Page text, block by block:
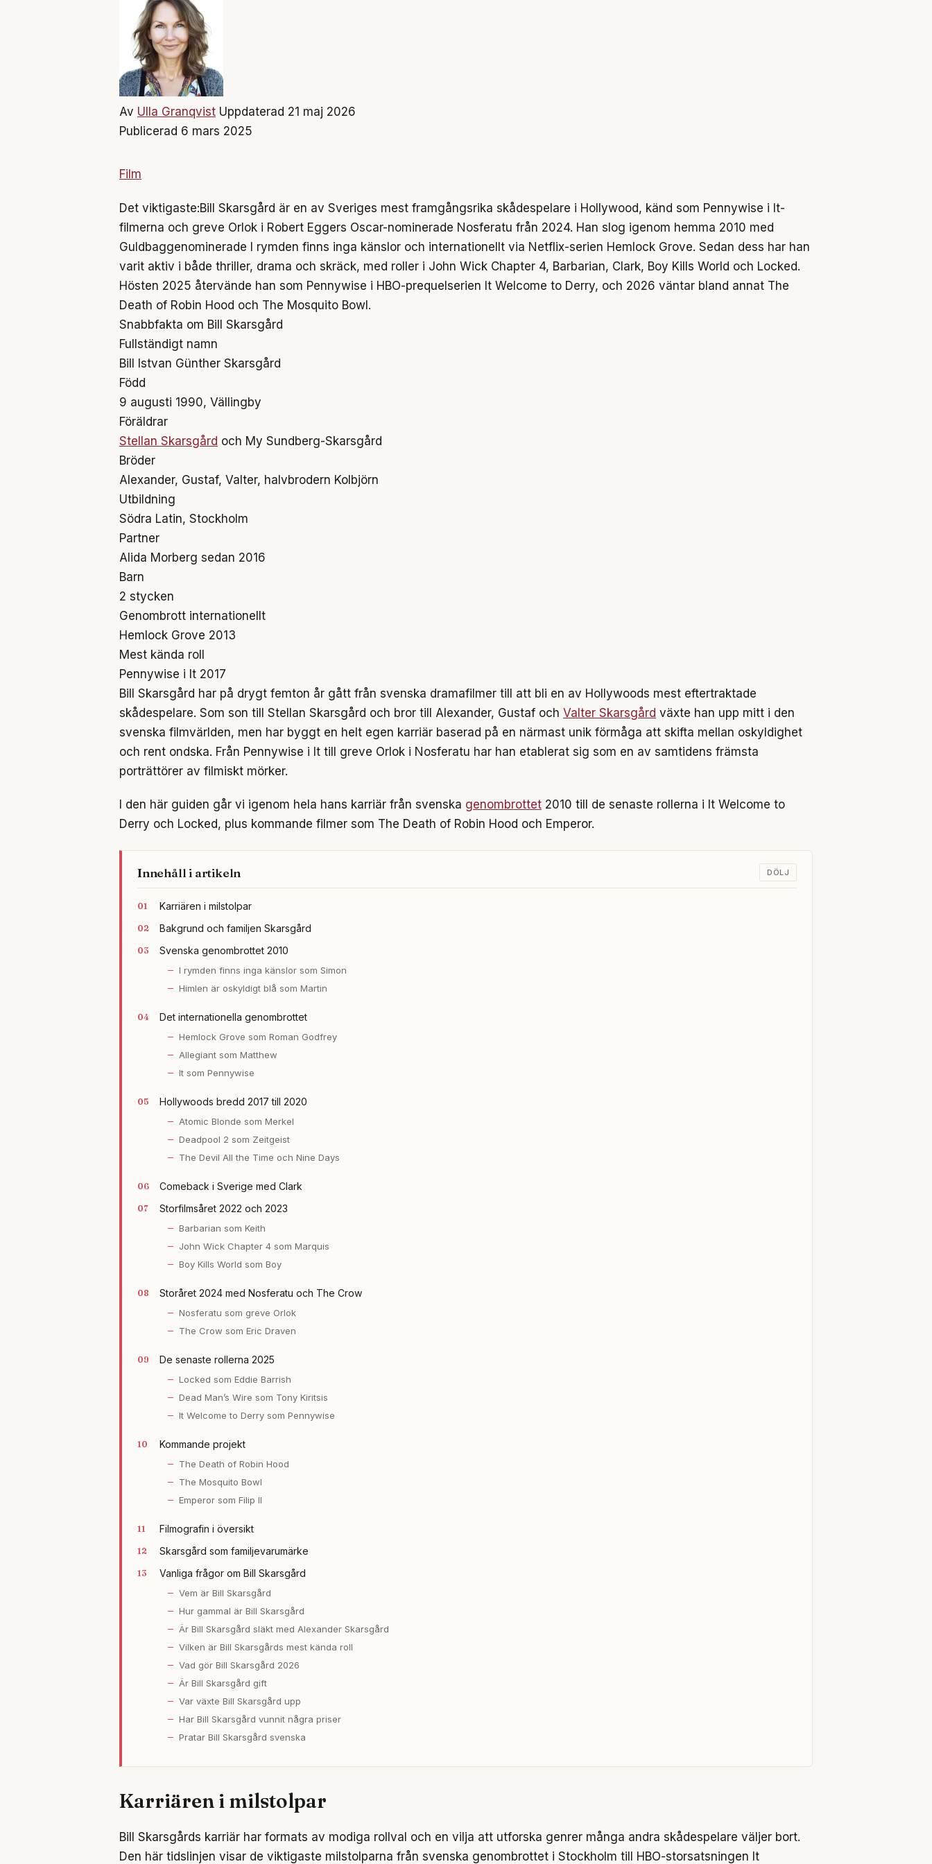
Av Ulla Granqvist Uppdaterad 21 maj 2026
Publicerad 6 mars 2025
Film
Det viktigaste:Bill Skarsgård är en av Sveriges mest framgångsrika skådespelare i Hollywood, känd som Pennywise i It-
filmerna och greve Orlok i Robert Eggers Oscar-nominerade Nosferatu från 2024. Han slog igenom hemma 2010 med
Guldbaggenominerade I rymden finns inga känslor och internationellt via Netflix-serien Hemlock Grove. Sedan dess har han
varit aktiv i både thriller, drama och skräck, med roller i John Wick Chapter 4, Barbarian, Clark, Boy Kills World och Locked.
Hösten 2025 återvände han som Pennywise i HBO-prequelserien It Welcome to Derry, och 2026 väntar bland annat The
Death of Robin Hood och The Mosquito Bowl.
Snabbfakta om Bill Skarsgård
Fullständigt namn
Bill Istvan Günther Skarsgård
Född
9 augusti 1990, Vällingby
Föräldrar
Stellan Skarsgård och My Sundberg-Skarsgård
Bröder
Alexander, Gustaf, Valter, halvbrodern Kolbjörn
Utbildning
Södra Latin, Stockholm
Partner
Alida Morberg sedan 2016
Barn
2 stycken
Genombrott internationellt
Hemlock Grove 2013
Mest kända roll
Pennywise i It 2017
Bill Skarsgård har på drygt femton år gått från svenska dramafilmer till att bli en av Hollywoods mest eftertraktade
skådespelare. Som son till Stellan Skarsgård och bror till Alexander, Gustaf och Valter Skarsgård växte han upp mitt i den
svenska filmvärlden, men har byggt en helt egen karriär baserad på en närmast unik förmåga att skifta mellan oskyldighet
och rent ondska. Från Pennywise i It till greve Orlok i Nosferatu har han etablerat sig som en av samtidens främsta
porträttörer av filmiskt mörker.
I den här guiden går vi igenom hela hans karriär från svenska genombrottet 2010 till de senaste rollerna i It Welcome to
Derry och Locked, plus kommande filmer som The Death of Robin Hood och Emperor.
Innehåll i artikeln DÖLJ
Karriären i milstolpar
Bakgrund och familjen Skarsgård
Svenska genombrottet 2010
I rymden finns inga känslor som Simon
Himlen är oskyldigt blå som Martin
Det internationella genombrottet
Hemlock Grove som Roman Godfrey
Allegiant som Matthew
It som Pennywise
Hollywoods bredd 2017 till 2020
Atomic Blonde som Merkel
Deadpool 2 som Zeitgeist
The Devil All the Time och Nine Days
Comeback i Sverige med Clark
Storfilmsåret 2022 och 2023
Barbarian som Keith
John Wick Chapter 4 som Marquis
Boy Kills World som Boy
Storåret 2024 med Nosferatu och The Crow
Nosferatu som greve Orlok
The Crow som Eric Draven
De senaste rollerna 2025
Locked som Eddie Barrish
Dead Man’s Wire som Tony Kiritsis
It Welcome to Derry som Pennywise
Kommande projekt
The Death of Robin Hood
The Mosquito Bowl
Emperor som Filip II
Filmografin i översikt
Skarsgård som familjevarumärke
Vanliga frågor om Bill Skarsgård
Vem är Bill Skarsgård
Hur gammal är Bill Skarsgård
Är Bill Skarsgård släkt med Alexander Skarsgård
Vilken är Bill Skarsgårds mest kända roll
Vad gör Bill Skarsgård 2026
Är Bill Skarsgård gift
Var växte Bill Skarsgård upp
Har Bill Skarsgård vunnit några priser
Pratar Bill Skarsgård svenska
Karriären i milstolpar
Bill Skarsgårds karriär har formats av modiga rollval och en vilja att utforska genrer många andra skådespelare väljer bort.
Den här tidslinjen visar de viktigaste milstolparna från svenska genombrottet i Stockholm till HBO-storsatsningen It